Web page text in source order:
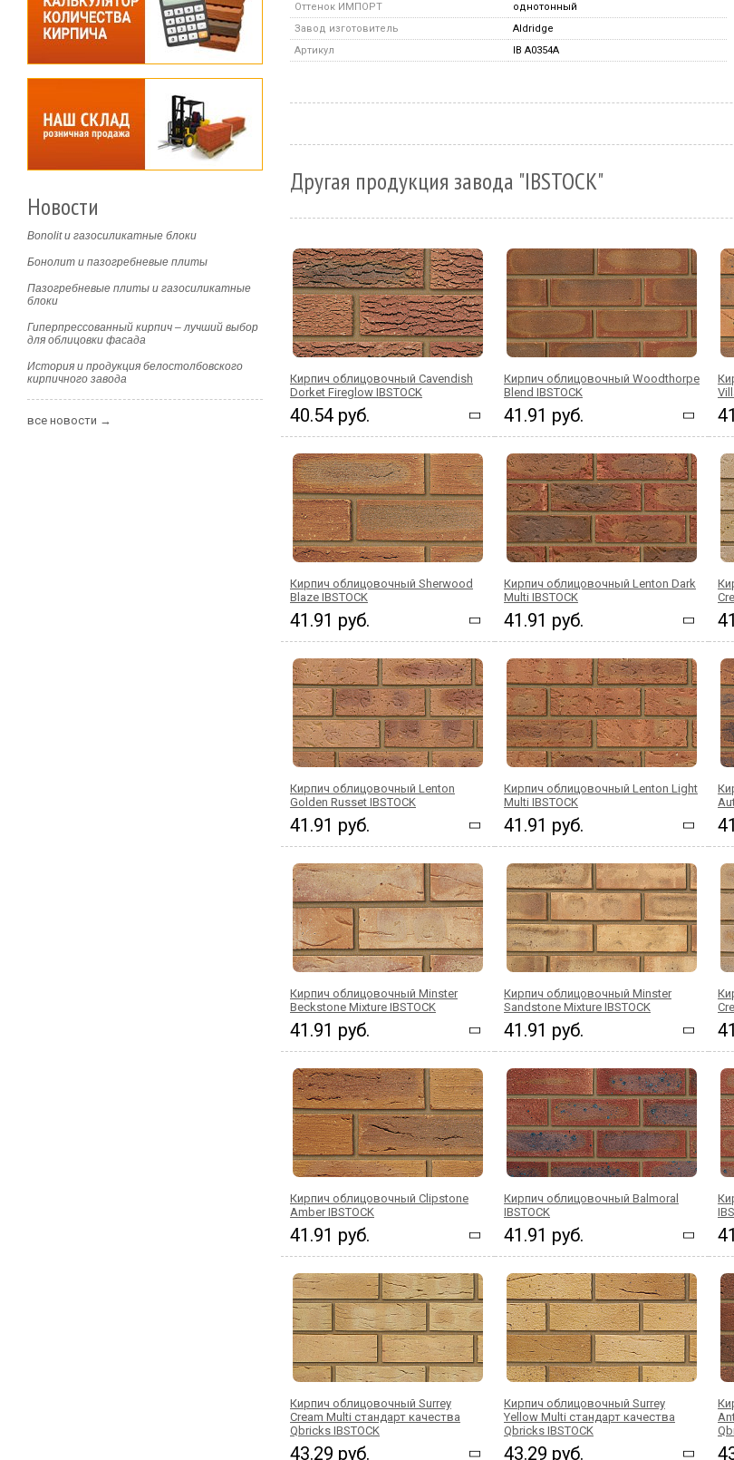
Оттенок ИМПОРТ
однотонный
Завод изготовитель
Aldridge
Артикул
IB A0354A
Другая продукция завода "IBSTOCK"
Кирпич облицовочный Cavendish
Dorket Fireglow IBSTOCK
40.54 руб.
Кирпич облицовочный Woodthorpe
Blend IBSTOCK
41.91 руб.
Кирпич облицовочный Sherwood
Blaze IBSTOCK
41.91 руб.
Кирпич облицовочный Lenton Dark
Multi IBSTOCK
41.91 руб.
Кирпич облицовочный Lenton
Golden Russet IBSTOCK
41.91 руб.
Кирпич облицовочный Lenton Light
Multi IBSTOCK
41.91 руб.
Кирпич облицовочный Minster
Beckstone Mixture IBSTOCK
41.91 руб.
Кирпич облицовочный Minster
Sandstone Mixture IBSTOCK
41.91 руб.
Кирпич облицовочный Clipstone
Amber IBSTOCK
41.91 руб.
Кирпич облицовочный Balmoral
IBSTOCK
41.91 руб.
Кирпич облицовочный Surrey
Cream Multi стандарт качества
Qbricks IBSTOCK
43.29 руб.
Кирпич облицовочный Surrey
Yellow Multi стандарт качества
Qbricks IBSTOCK
43.29 руб.
Новости
Bonolit и газосиликатные блоки
Бонолит и пазогребневые плиты
Пазогребневые плиты и газосиликатные
блоки
Гиперпрессованный кирпич – лучший выбор
для облицовки фасада
История и продукция белостолбовского
кирпичного завода
все новости →